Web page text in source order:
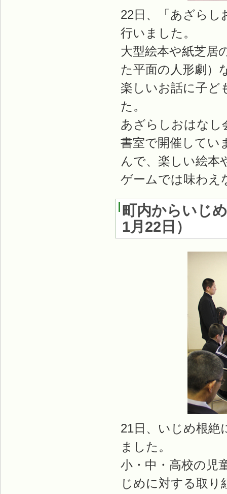
22日、「あざらし
行いました。
大型絵本や紙芝居
た平面の人形劇）
楽しいお話に子ど
た。
あざらしおはなし
書室で開催してい
んで、楽しい絵本
ゲームでは味わえ
町内からいじ
1月22日 ）
21日、いじめ根絶
ました。
小・中・高校の児
じめに対する取